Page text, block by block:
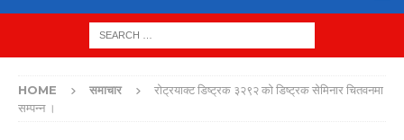
HOME समाचार
रोट्रयाक्ट डिष्ट्रक ३२९२ को डिष्ट्रक सेमिनार चितवनमा
सम्पन्न ।